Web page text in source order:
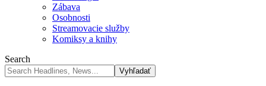
Zábava
Osobnosti
Streamovacie služby
Komiksy a knihy
Search